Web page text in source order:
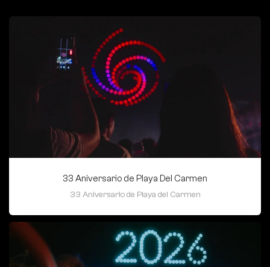
33 Aniversario de Playa Del Carmen
33 Aniversario de Playa del Carmen